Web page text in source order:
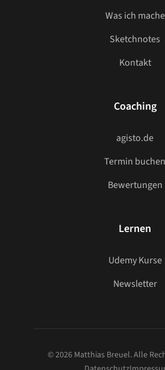
Was ich mache
Sketchnotes
Kontakt
Coaching
agisto.de
Termin buchen
Bewertungen
Lernen
Udemy Kurse
Newsletter
© 2026 Matthias Breuel. Alle